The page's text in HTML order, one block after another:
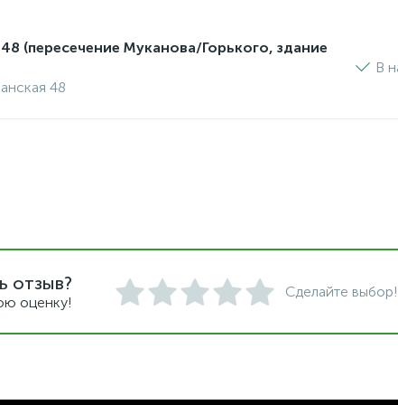
(пересечение Муканова/Горького, здание
48
В
отзыв?
оценку!
Сделайте выбор!